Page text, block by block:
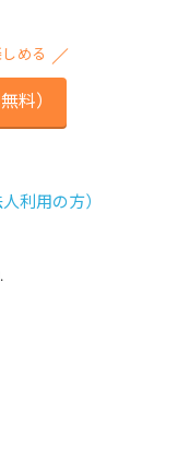
める
料）
利用の方）